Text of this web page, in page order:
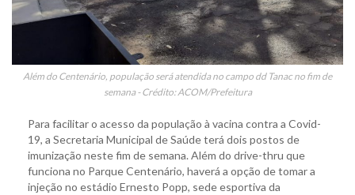
Além do Centenário, população será atendida no campo dd Tanac no fim de
semana - Crédito: ACOM/Prefeitura
Para facilitar o acesso da população à vacina contra a Covid-
19, a Secretaria Municipal de Saúde terá dois postos de
imunização neste fim de semana. Além do drive-thru que
funciona no Parque Centenário, haverá a opção de tomar a
injeção no estádio Ernesto Popp, sede esportiva da